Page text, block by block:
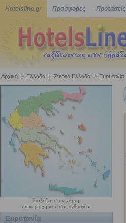
Hotelsline.gr Προσφορές Προτάσεις
Αρχική Ελλάδα Στερεά Ελλάδα Ευρυτανία
Επιλέξτε στον χάρτη,
την περιοχή που σας ενδιαφέρει
Ευρυτανία